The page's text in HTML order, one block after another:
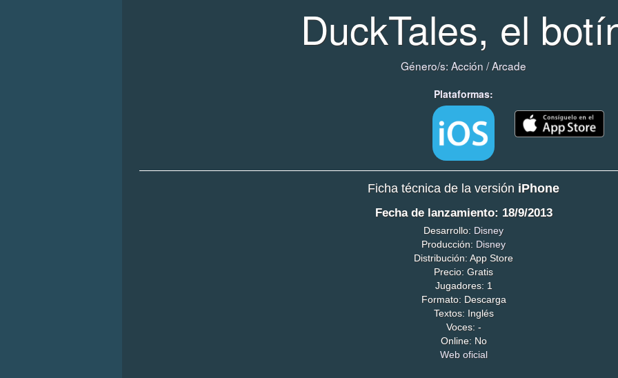
DuckTales, el
Género/s: Acción /Arcade
Plataformas:
Ficha técnica de la versión iPhone
Fecha de lanzamiento: 18/9/2013
Desarrollo: Disney
Producción: Disney
Distribución: App Store
Precio: Gratis
Jugadores: 1
Formato: Descarga
Textos: Inglés
Voces: -
Online: No
Web oficial